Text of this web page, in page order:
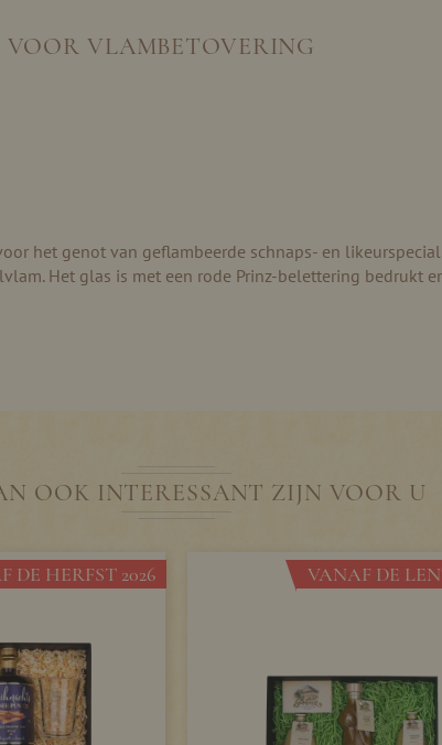
VOOR VLAMBETOVERING
het genot van geflambeerde schnaps- en
Het glas is met een rode Prinz-belettering bedrukt
OOK INTERESSANT ZIJN VOOR U
DE HERFST 2026 VANAF DE